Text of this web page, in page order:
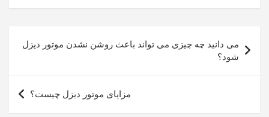
نوشته
می دانید چه چیزی می تواند باعث روشن نشدن موتور دیزل
شود؟
مزایای موتور دیزل چیست؟